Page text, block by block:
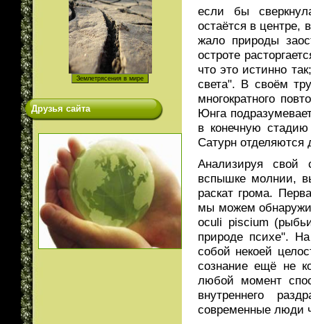
Друзья сайта
если бы
остаётся в центре,
жало природы
остроте
что это истинно
света". В своём
многократного
Юнга
в конечную
Сатурн отделяются
Анализируя свой
вспышке молнии,
раскат грома.
мы можем
oculi piscium
природе психе".
собой некоей
сознание ещё не
любой момент
внутреннего
современные люди